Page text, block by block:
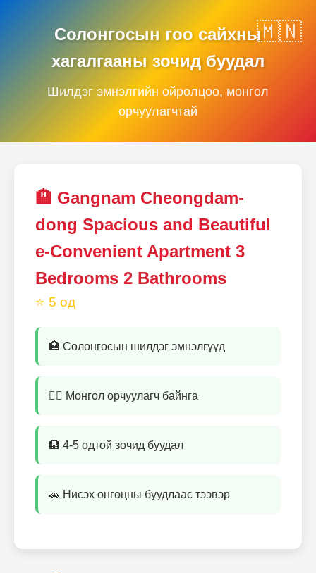
Солонгосын гоо сайхны
хагалгааны зочид буудал
Шилдэг эмнэлгийн ойролцоо, монгол
орчуулагчтай
🏨 Gangnam Cheongdam-
dong Spacious and Beautiful
e-Convenient Apartment 3
Bedrooms 2 Bathrooms
⭐ 5 од
🏥 Солонгосын шилдэг эмнэлгүүд
👨‍⚕️ Монгол орчуулагч байнга
🏨 4-5 одтой зочид буудал
🚗 Нисэх онгоцны буудлаас тээвэр